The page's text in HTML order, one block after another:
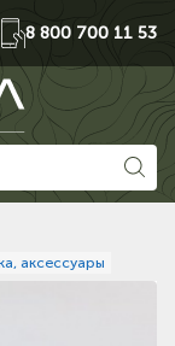
8 800 700 11 53
аксессуары